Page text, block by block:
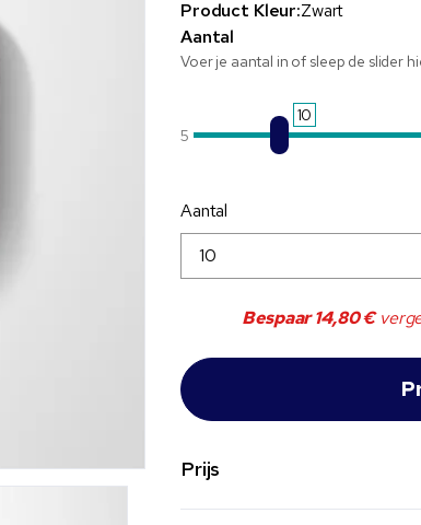
Product Kleur:Zwart
Aantal
Voer je aantal in of sleep de slider
10
5
Aantal
Bespaar14,80 €
Prijs